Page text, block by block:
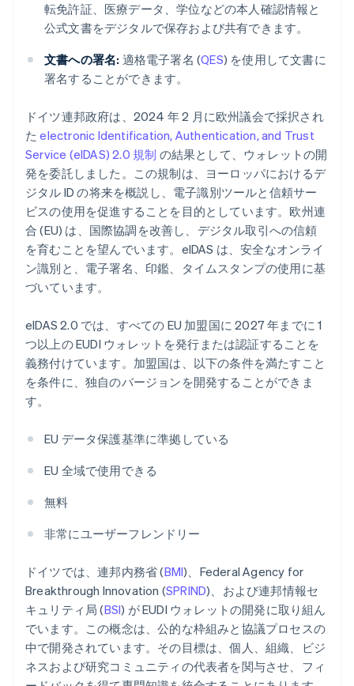
転免許証、医療データ、学位などの本人確認情報と
公式文書をデジタルで保存および共有できます。
文書への署名: 適格電子署名 (QES) を使用して文書に
署名することができます。
ドイツ連邦政府は、2024 年 2 月に欧州議会で採択され
たelectronic Identification, Authentication, and Trust
Service (eIDAS) 2.0 規制 の結果として、ウォレットの開
発を委託しました。この規制は、ヨーロッパにおけるデ
ジタル ID の将来を概説し、電子識別ツールと信頼サー
ビスの使用を促進することを目的としています。欧州連
合 (EU) は、国際協調を改善し、デジタル取引への信頼
を育むことを望んでいます。eIDAS は、安全なオンライ
ン識別と、電子署名、印鑑、タイムスタンプの使用に基
づいています。
eIDAS 2.0 では、すべての EU 加盟国に 2027 年までに 1
つ以上の EUDI ウォレットを発行または認証することを
義務付けています。加盟国は、以下の条件を満たすこと
を条件に、独自のバージョンを開発することができま
す。
EU データ保護基準に準拠している
EU 全域で使用できる
無料
非常にユーザーフレンドリー
ドイツでは、連邦内務省 (BMI)、Federal Agency for
Breakthrough Innovation (SPRIND)、および連邦情報セ
キュリティ局 (BSI) が EUDI ウォレットの開発に取り組ん
でいます。この概念は、公的な枠組みと協議プロセスの
中で開発されています。その目標は、個人、組織、ビジ
ネスおよび研究コミュニティの代表者を関与させ、フィ